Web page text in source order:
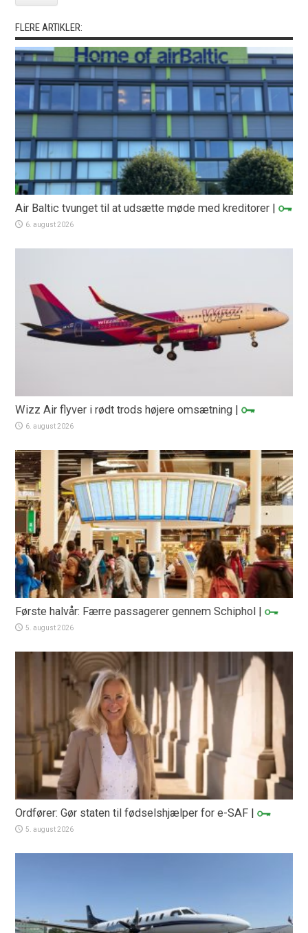
FLERE ARTIKLER:
Air Baltic tvunget til at udsætte møde med kreditorer |
6. august 2026
Wizz Air flyver i rødt trods højere omsætning |
6. august 2026
Første halvår: Færre passagerer gennem Schiphol |
5. august 2026
Ordfører: Gør staten til fødselshjælper for e-SAF |
5. august 2026